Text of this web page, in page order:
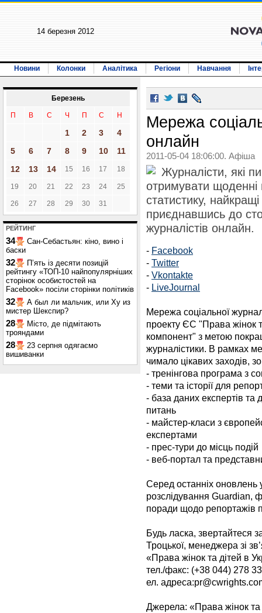
14 березня 2012
Новини Колонки Аналітика Регіони Навчання
Березень
П В С Ч П С Н
1 2 3
4
5
6 7 8 9 10
11
12
13 14 15 16 17 18
19 20 21 22 23 24 25
26 27 28 29 30 31
РЕЙТИНГ
34
Сан-Себастьян: кіно, вино і
баски
32
П’ять із десяти позицій
рейтингу «ТОП-10 найпопулярніших
сторінок особистостей на
Facebook» посіли сторінки політиків
32
А был ли мальчик, или Ху из
мистер Шекспир?
28
Місто, де підмітають
трояндами
28
23 серпня одягаємо
вишиванки
Мережа
онлайн
2011-05-04 18:06:00. Афіша
Журналісти, які
отримувати щоденні
статистику, найкращі
приєднавшись до
журналістів онлайн.
- Facebook
- Twitter
- Vkontakte
- LiveJournal
Мережа соціальної
проекту ЄС "Права жінок
компонент" з метою
журналістики. В рамках
чимало цікавих заходів,
- тренінгова програма з
- теми та історії для
- база даних експертів та
питань
- майстер-класи з
експертами
- прес-тури до місць подій
- веб-портал та
Серед останніх оновлень
розслідування Guardian,
поради щодо репортажів
Будь ласка, звертайтеся
Троцької, менеджера зі
«Права жінок та дітей в
тел./факс: (+38 044) 278
ел. адреса:
Джерела: «Права жінок та